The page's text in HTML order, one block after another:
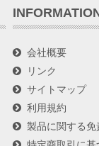
会社概要
リンク
サイトマップ
利用規約
製品に関する免